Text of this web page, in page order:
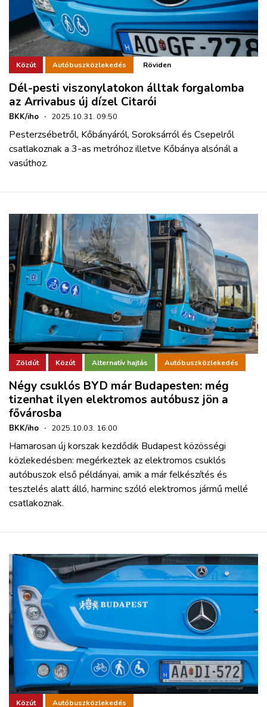
Közút Autóbuszközlekedés Röviden
Dél-pesti viszonylatokon álltak forgalomba
az Arrivabus új dízel Citarói
BKK/iho · 2025.10.31. 09:50
Pesterzsébetről, Kőbányáról, Soroksárról és Csepelről
csatlakoznak a 3-as metróhoz illetve Kőbánya alsónál a
vasúthoz.
Zöldút Közút Alternatív hajtás Autóbuszközlekedés
Négy csuklós BYD már Budapesten: még
tizenhat ilyen elektromos autóbusz jön a
fővárosba
BKK/iho · 2025.10.03. 16:00
Hamarosan új korszak kezdődik Budapest közösségi
közlekedésben: megérkeztek az elektromos csuklós
autóbuszok első példányai, amik a már felkészítés és
tesztelés alatt álló, harminc szóló elektromos jármű mellé
csatlakoznak.
Közút Autóbuszközlekedés